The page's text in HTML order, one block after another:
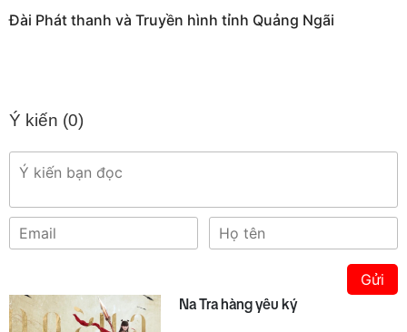
Đài Phát thanh và Truyền hình tỉnh Quảng Ngãi
Ý kiến (0)
Gửi
Na Tra hàng yêu ký